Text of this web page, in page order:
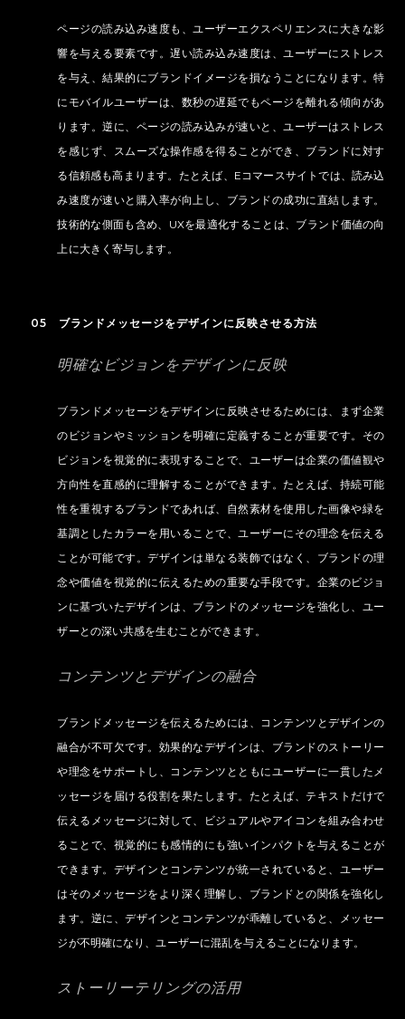
ページの読み込み速度も、ユーザーエクスペリエンスに大きな影
響を与える要素です。遅い読み込み速度は、ユーザーにストレス
を与え、結果的にブランドイメージを損なうことになります。特
にモバイルユーザーは、数秒の遅延でもページを離れる傾向があ
ります。逆に、ページの読み込みが速いと、ユーザーはストレス
を感じず、スムーズな操作感を得ることができ、ブランドに対す
る信頼感も高まります。たとえば、Eコマースサイトでは、読み込
み速度が速いと購入率が向上し、ブランドの成功に直結します。
技術的な側面も含め、UXを最適化することは、ブランド価値の向
上に大きく寄与します。
05 ブランドメッセージをデザインに反映させる方法
明確なビジョンをデザインに反映
ブランドメッセージをデザインに反映させるためには、まず企業
のビジョンやミッションを明確に定義することが重要です。その
ビジョンを視覚的に表現することで、ユーザーは企業の価値観や
方向性を直感的に理解することができます。たとえば、持続可能
性を重視するブランドであれば、自然素材を使用した画像や緑を
基調としたカラーを用いることで、ユーザーにその理念を伝える
ことが可能です。デザインは単なる装飾ではなく、ブランドの理
念や価値を視覚的に伝えるための重要な手段です。企業のビジョ
ンに基づいたデザインは、ブランドのメッセージを強化し、ユー
ザーとの深い共感を生むことができます。
コンテンツとデザインの融合
ブランドメッセージを伝えるためには、コンテンツとデザインの
融合が不可欠です。効果的なデザインは、ブランドのストーリー
や理念をサポートし、コンテンツとともにユーザーに一貫したメ
ッセージを届ける役割を果たします。たとえば、テキストだけで
伝えるメッセージに対して、ビジュアルやアイコンを組み合わせ
ることで、視覚的にも感情的にも強いインパクトを与えることが
できます。デザインとコンテンツが統一されていると、ユーザー
はそのメッセージをより深く理解し、ブランドとの関係を強化し
ます。逆に、デザインとコンテンツが乖離していると、メッセー
ジが不明確になり、ユーザーに混乱を与えることになります。
ストーリーテリングの活用